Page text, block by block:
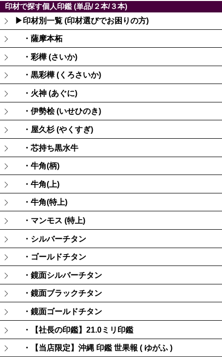
印材で探す個人印鑑 (単品/２本/３本)
▶印材別一覧 (印材選びでお困りの方)
・薩摩本柘
・彩樺 (さいか)
・黒彩樺 (くろさいか)
・火神 (あぐに)
・伊勢桧 (いせひのき)
・屋久杉 (やくすぎ)
・芯持ち黒水牛
・牛角(柄)
・牛角(上)
・牛角(特上)
・マンモス (特上)
・シルバーチタン
・ゴールドチタン
・鏡面シルバーチタン
・鏡面ブラックチタン
・鏡面ゴールドチタン
・【社長の印鑑】21.0ミリ印鑑
・【当店限定】沖縄 印鑑 世果報 ( ゆがふ )